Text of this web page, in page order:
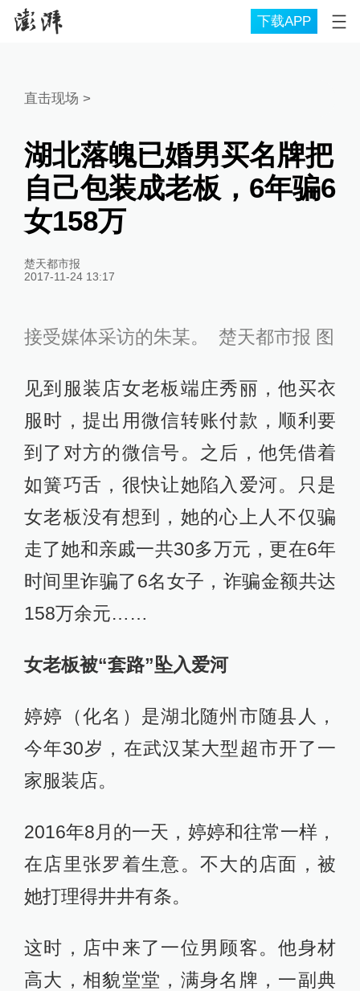
下载APP
直击现场 >
湖北落魄已婚男买名牌把
自己包装成老板，6年骗6
女158万
楚天都市报
2017-11-24 13:17
接受媒体采访的朱某。 楚天都市报 图
见到服装店女老板端庄秀丽，他买衣
服时，提出用微信转账付款，顺利要
到了对方的微信号。之后，他凭借着
如簧巧舌，很快让她陷入爱河。只是
女老板没有想到，她的心上人不仅骗
走了她和亲戚一共30多万元，更在6年
时间里诈骗了6名女子，诈骗金额共达
158万余元……
女老板被“套路”坠入爱河
婷婷（化名）是湖北随州市随县人，
今年30岁，在武汉某大型超市开了一
家服装店。
2016年8月的一天，婷婷和往常一样，
在店里张罗着生意。不大的店面，被
她打理得井井有条。
这时，店中来了一位男顾客。他身材
高大，相貌堂堂，满身名牌，一副典